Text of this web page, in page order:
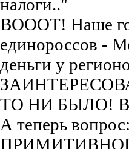
налоги.."
ВОООТ! Наше
единороссов -
деньги у
ТО НИ БЫЛО!
А теперь